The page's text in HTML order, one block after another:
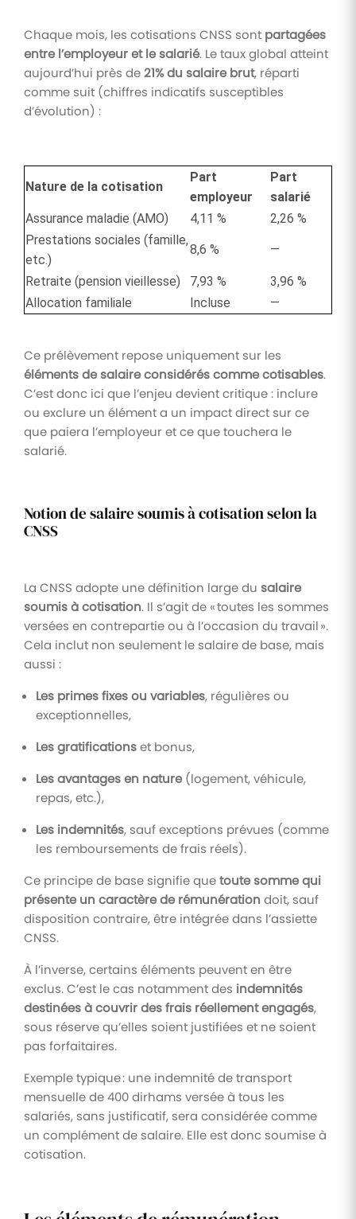
Chaque mois, les cotisations CNSS sont partagées
entre l’employeur et le salarié. Le taux global atteint
aujourd’hui près de21% du salaire brut, réparti
comme suit (chiffres indicatifs susceptibles
d’évolution) :
Nature de la cotisation
Part
employeur
Part
salarié
Assurance maladie (AMO)
4,11 %
2,26 %
Prestations sociales (famille,
etc.)
8,6 % —
Retraite (pension vieillesse) 7,93 %
3,96 %
Allocation familiale
Incluse —
Ce prélèvement repose uniquement sur les
éléments de salaire considérés comme cotisables.
C’est donc ici que l’enjeu devient critique : inclure
ou exclure un élément a un impact direct sur ce
que paiera l’employeur et ce que touchera le
salarié.
Notion de salaire soumis à cotisation selon la
CNSS
La CNSS adopte une définition large du salaire
soumis à cotisation. Il s’agit de « toutes les sommes
versées en contrepartie ou à l’occasion du travail ».
Cela inclut non seulement le salaire de base, mais
aussi :
Les primes fixes ou variables, régulières ou
exceptionnelles,
Les gratificationset bonus,
Les avantages en nature(logement, véhicule,
repas, etc.),
Les indemnités, sauf exceptions prévues (comme
les remboursements de frais réels).
Ce principe de base signifie quetoute somme qui
présente un caractère de rémunération doit, sauf
disposition contraire, être intégrée dans l’assiette
CNSS.
À l’inverse, certains éléments peuvent en être
exclus. C’est le cas notamment des indemnités
destinées à couvrir des frais réellement engagés,
sous réserve qu’elles soient justifiées et ne soient
pas forfaitaires.
Exemple typique : une indemnité de transport
mensuelle de 400 dirhams versée à tous les
salariés, sans justificatif, sera considérée comme
un complément de salaire. Elle est donc soumise à
cotisation.